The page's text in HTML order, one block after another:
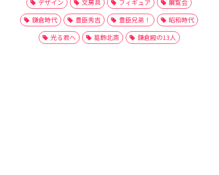
デザイン
文房具 フィギュア
展覧会
鎌倉時代
豊臣秀吉 豊臣兄弟！
昭和時代
光る君へ
葛飾北斎 鎌倉殿の13人